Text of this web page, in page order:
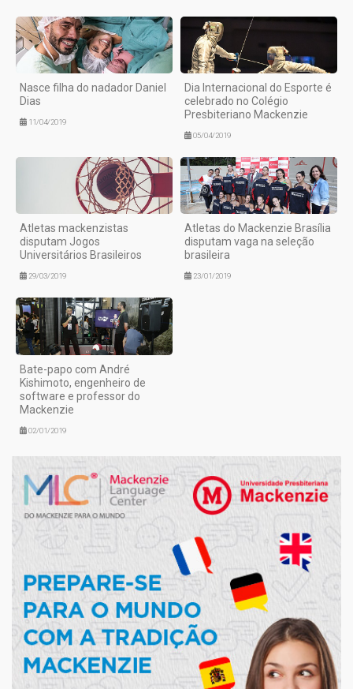
Nasce filha do nadador Daniel
Dias
11/04/2019
Dia Internacional do Esporte é
celebrado no Colégio
Presbiteriano Mackenzie
05/04/2019
Atletas mackenzistas
disputam Jogos
Universitários Brasileiros
29/03/2019
Atletas do Mackenzie Brasília
disputam vaga na seleção
brasileira
23/01/2019
Bate-papo com André
Kishimoto, engenheiro de
software e professor do
Mackenzie
02/01/2019